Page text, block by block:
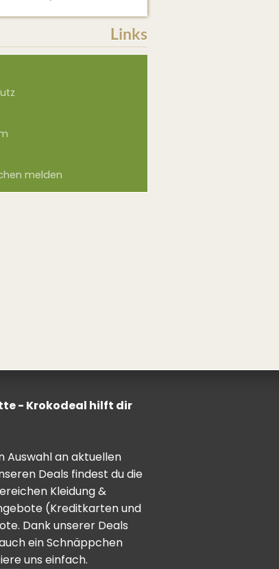
Links
melden
- Krokodeal hilft dir
Auswahl an aktuellen
Deals findest du die
Kleidung &
(Kreditkarten und
Dank unserer Deals
ein Schnäppchen
uns einfach.